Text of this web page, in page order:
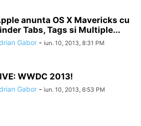
anunta OS X Mavericks cu
Tabs, Tags si Multiple...
Gabor - iun. 10, 2013, 8:31 PM
WWDC 2013!
Gabor - iun. 10, 2013, 6:53 PM